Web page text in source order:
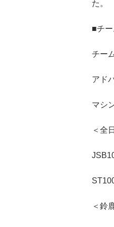
た。
■チ
チー
アド
マ
＜全
＜鈴